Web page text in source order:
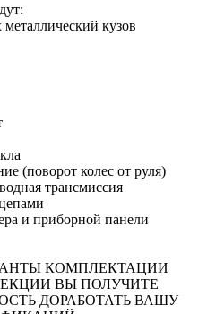
кузов
(поворот колес от руля)
трансмиссия
и приборной панели
КОМПЛЕКТАЦИИ
ВЫ ПОЛУЧИТЕ
ДОРАБОТАТЬ ВАШУ